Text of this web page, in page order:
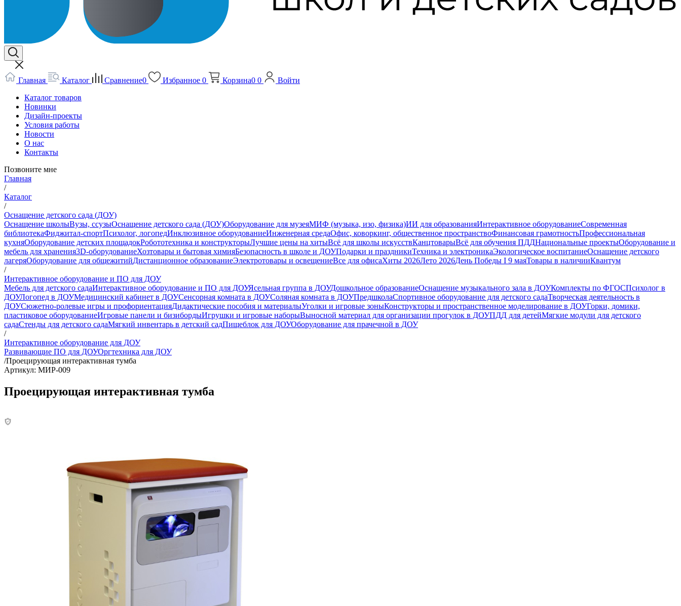
Главная Каталог Сравнение0 Избранное 0 Корзина0 0
Войти
Каталог товаров
Новинки
Дизайн-проекты
Условия работы
Новости
О нас
Контакты
Позвоните мне
Главная
/
Каталог
/
Оснащение детского сада (ДОУ)
Оснащение школыВузы, ссузыОснащение детского сада (ДОУ)Оборудование для музеяМИФ (музыка, изо, физика)ИИ для образованияИнтерактивное оборудованиеСовременная
библиотекаФиджитал-спортПсихолог, логопедИнклюзивное оборудованиеИнженерная средаОфис, коворкинг, общественное пространствоФинансовая грамотностьПрофессиональная
кухняОборудование детских площадокРобототехника и конструкторыЛучшие цены на хитыВсё для школы искусствКанцтоварыВсё для обучения ПДДНациональные проектыОборудование и
мебель для хранения3D-оборудованиеХозтовары и бытовая химияБезопасность в школе и ДОУПодарки и праздникиТехника и электроникаЭкологическое воспитаниеОснащение детского
лагеряОборудование для общежитийДистанционное образованиеЭлектротовары и освещениеВсе для офисаХиты 2026Лето 2026День Победы I 9 маяТовары в наличииКвантум
/
Интерактивное оборудование и ПО для ДОУ
Мебель для детского садаИнтерактивное оборудование и ПО для ДОУЯсельная группа в ДОУДошкольное образованиеОснащение музыкального зала в ДОУКомплекты по ФГОСПсихолог в
ДОУЛогопед в ДОУМедицинский кабинет в ДОУСенсорная комната в ДОУСоляная комната в ДОУПредшколаСпортивное оборудование для детского садаТворческая деятельность в
ДОУСюжетно-ролевые игры и профориентацияДидактические пособия и материалыУголки и игровые зоныКонструкторы и пространственное моделирование в ДОУГорки, домики,
пластиковое оборудованиеИгровые панели и бизибордыИгрушки и игровые наборыВыносной материал для организации прогулок в ДОУПДД для детейМягкие модули для детского
садаСтенды для детского садаМягкий инвентарь в детский садПищеблок для ДОУОборудование для прачечной в ДОУ
/
Интерактивное оборудование для ДОУ
Развивающие ПО для ДОУОргтехника для ДОУ
/Проецирующая интерактивная тумба
Артикул: МИР-009
Проецирующая интерактивная тумба